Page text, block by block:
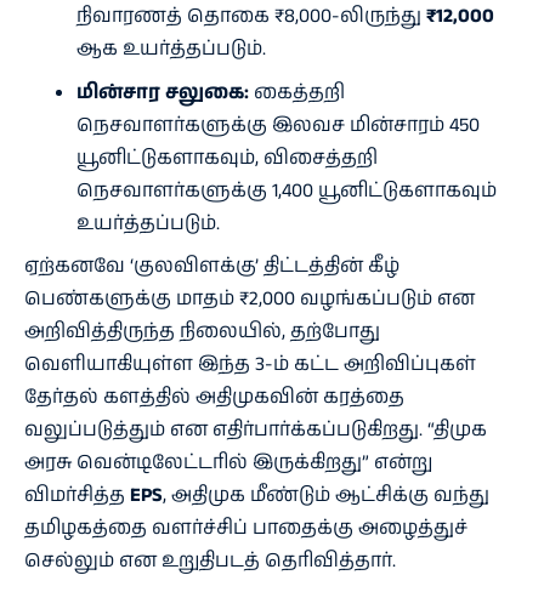
நிவாரணத் தொகை ₹8,000-லிருந்து ₹12,000
ஆக உயர்த்தப்படும்.
மின்சார சலுகை:கைத்தறி
நெசவாளர்களுக்கு இலவச மின்சாரம் 450
யூனிட்டுகளாகவும், விசைத்தறி
நெசவாளர்களுக்கு 1,400 யூனிட்டுகளாகவும்
உயர்த்தப்படும்.
ஏற்கனவே ‘குலவிளக்கு’ திட்டத்தின் கீழ்
பெண்களுக்கு மாதம் ₹2,000 வழங்கப்படும் என
அறிவித்திருந்த நிலையில், தற்போது
வெளியாகியுள்ள இந்த 3-ம் கட்ட அறிவிப்புகள்
தேர்தல் களத்தில் அதிமுகவின் கரத்தை
வலுப்படுத்தும் என எதிர்பார்க்கப்படுகிறது. “திமுக
அரசு வென்டிலேட்டரில் இருக்கிறது” என்று
விமர்சித்த EPS, அதிமுக மீண்டும் ஆட்சிக்கு வந்து
தமிழகத்தை வளர்ச்சிப் பாதைக்கு அழைத்துச்
செல்லும் என உறுதிபடத் தெரிவித்தார்.